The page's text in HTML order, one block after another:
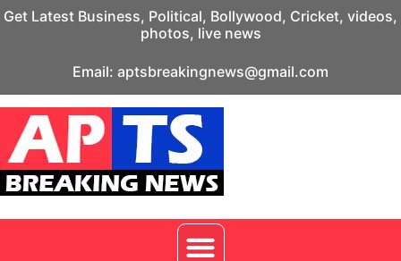
Get Latest Business, Political, Bollywood, Cricket, videos,
photos, live news
Email: aptsbreakingnews@gmail.com